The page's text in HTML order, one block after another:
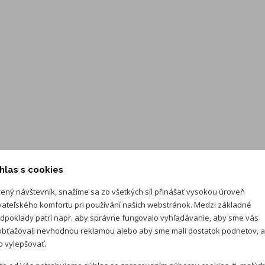
s cookies
návštevník, snažíme sa zo všetkých síl přinášať vysokou úroveň
komfortu pri používání našich webstránok. Medzi základné
patrí napr. aby správne fungovalo vyhľadávanie, aby sme vás
nevhodnou reklamou alebo aby sme mali dostatok podnetov,
vylepšovať.